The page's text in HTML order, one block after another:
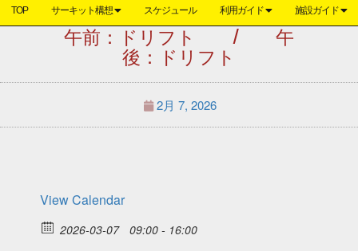
TOP サーキット構想 スケジュール 利用ガイド 施設ガイド
午前：ドリフト / 午
後：ドリフト
2月 7, 2026
View Calendar
2026-03-07 09:00 - 16:00